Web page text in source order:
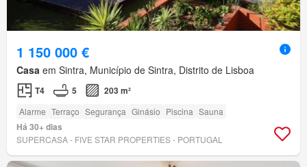
1 150 000 €
Casa em Sintra, Município de Sintra, Distrito de Lisboa
T4 5 203 m²
Alarme Terraço Segurança Ginásio Piscina Sauna
Há 30+ dias
SUPERCASA - FIVE STAR PROPERTIES - PORTUGAL